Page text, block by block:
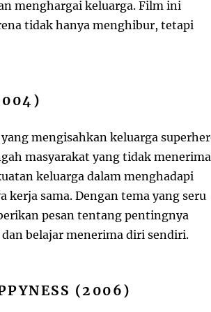
menghargai keluarga. Film ini
tidak hanya menghibur, tetapi
mengisahkan keluarga
masyarakat yang tidak menerima
keluarga dalam menghadapi
sama. Dengan tema yang seru
pesan tentang pentingnya
belajar menerima diri sendiri.
(2006)